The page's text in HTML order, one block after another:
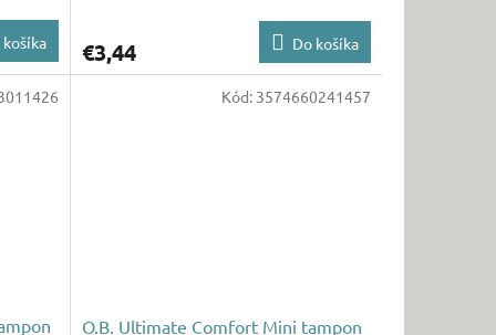
košíka €3,44 Do košíka
O.B. Ultimate Comfort Mini tampon
Kód: 3574660241457